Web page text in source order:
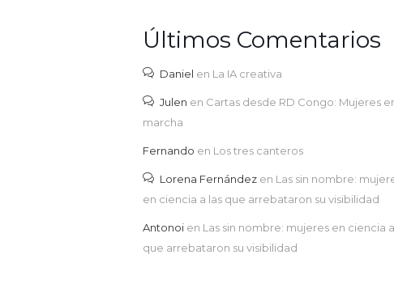
Últimos Comentarios
Daniel en La IA creativa
Julen en Cartas desde RD Congo: Mujeres
marcha
Fernando en Los tres canteros
Lorena Fernández en Las sin nombre:
en ciencia a las que arrebataron su visibilidad
Antonoi en Las sin nombre: mujeres en ciencia
que arrebataron su visibilidad